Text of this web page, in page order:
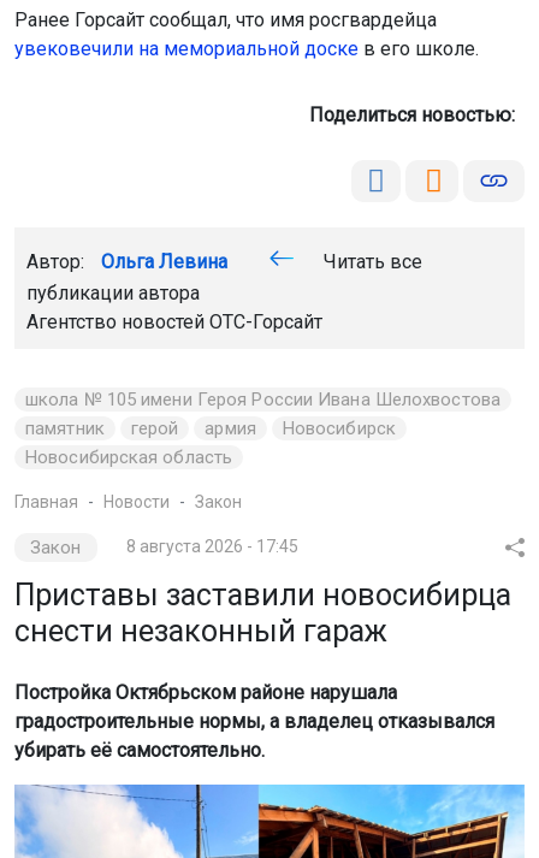
Ранее Горсайт сообщал, что имя росгвардейца
увековечили на мемориальной доске в его школе.
Поделиться новостью:
Автор: Ольга Левина
Читать все
публикации автора
Агентство новостей ОТС-Горсайт
школа № 105 имени Героя России Ивана Шелохвостова
памятник
герой армия
Новосибирск
Новосибирская область
Главная Новости Закон
Закон 8 августа 2026 - 17:45
Приставы заставили новосибирца
снести незаконный гараж
Постройка Октябрьском районе нарушала
градостроительные нормы, а владелец отказывался
убирать её самостоятельно.